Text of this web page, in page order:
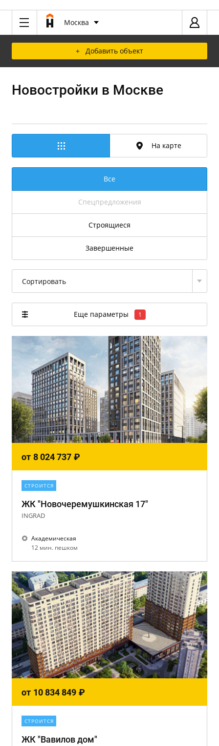
Москва
+ Добавить объект
Новостройки в Москве
На карте
Все
Спецпредложения
Строящиеся
Завершенные
Сортировать
Еще параметры 1
от 8 024 737 ₽
СТРОИТСЯ
ЖК "Новочеремушкинская 17"
INGRAD
Академическая
12 мин. пешком
от 10 834 849 ₽
СТРОИТСЯ
ЖК "Вавилов дом"